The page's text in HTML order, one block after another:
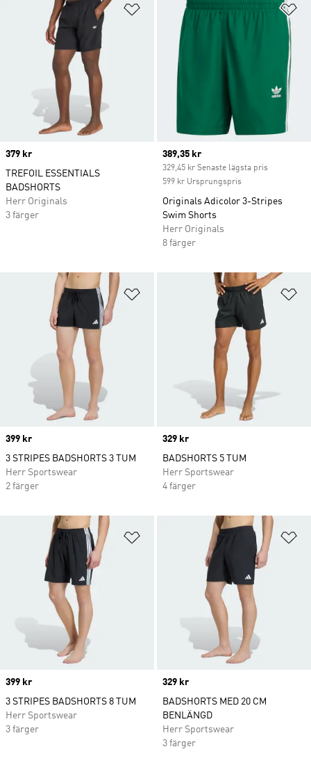
Lägg till på önskelistan
Price
379 kr
TREFOIL ESSENTIALS
BADSHORTS
Herr Originals
3 färger
Current price
389,35 kr
329,45 kr Senaste lägsta pris
599 kr Ursprungspris
Originals Adicolor 3-Stripes
Swim Shorts
Herr Originals
8 färger
Lägg till på önskelistan
Price
399 kr
3 STRIPES BADSHORTS 3 TUM
Herr Sportswear
2 färger
Price
329 kr
BADSHORTS 5 TUM
Herr Sportswear
4 färger
Lägg till på önskelistan
Price
399 kr
3 STRIPES BADSHORTS 8 TUM
Herr Sportswear
3 färger
Price
329 kr
BADSHORTS MED 20 CM
BENLÄNGD
Herr Sportswear
3 färger